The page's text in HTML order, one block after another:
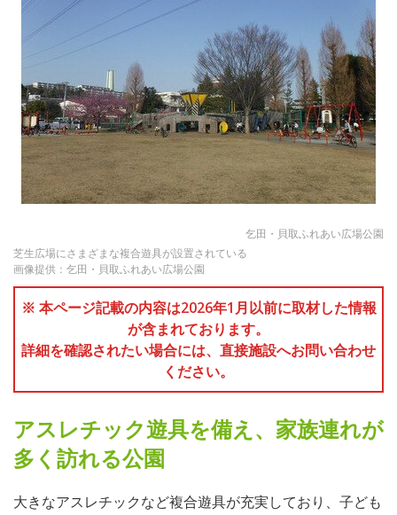
乞田・貝取ふれあい広場公園
芝生広場にさまざまな複合遊具が設置されている
画像提供：乞田・貝取ふれあい広場公園
※ 本ページ記載の内容は2026年1月以前に取材した情報
が含まれております。
詳細を確認されたい場合には、直接施設へお問い合わせ
ください。
アスレチック遊具を備え、家族連れが
多く訪れる公園
大きなアスレチックなど複合遊具が充実しており、子ども